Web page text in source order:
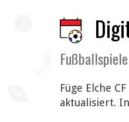
Füge Elche
aktualisiert.